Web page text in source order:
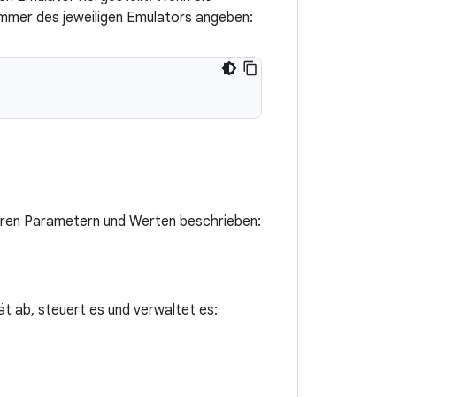
des jeweiligen Emulators angeben:
Parametern und Werten beschrieben:
ab, steuert es und verwaltet es: